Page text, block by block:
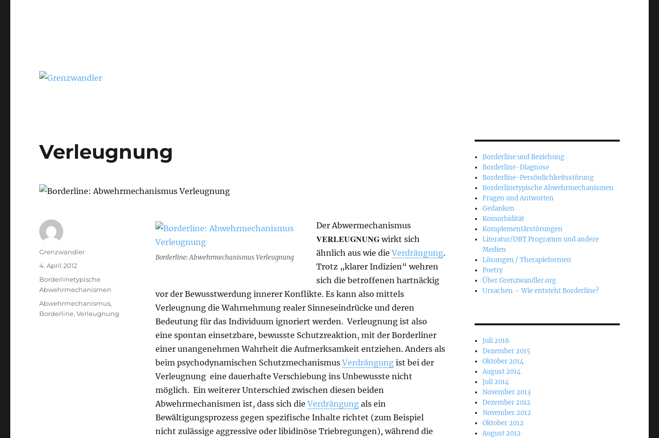
Verleugnung
Borderline: Abwehrmechanismus Verleugnung
Der Abwermechanismus
VERLEUGNUNGwirkt sich
ähnlich aus wie dieVerdrängung.
Trotz „klarer Indizien“ wehren
sich die betroffenen hartnäckig
vor der Bewusstwerdung innerer Konflikte. Es kann also mittels
Verleugnung die Wahrnehmung realer Sinneseindrücke und deren
Bedeutung für das Individuum ignoriert werden. Verleugnung ist also
eine spontan einsetzbare, bewusste Schutzreaktion, mit der Borderliner
einer unangenehmen Wahrheit die Aufmerksamkeit entziehen. Anders als
beim psychodynamischen SchutzmechanismusVerdrängungist bei der
Verleugnung eine dauerhafte Verschiebung ins Unbewusste nicht
möglich. Ein weiterer Unterschied zwischen diesen beiden
Abwehrmechanismen ist, dass sich dieVerdrängungals ein
Bewältigungsprozess gegen spezifische Inhalte richtet (zum Beispiel
nicht zulässige aggressive oder libidinöse Triebregungen), während die
Autor
Grenzwandler
Veröffentlicht
4. April 2012
Kategorien
Borderlinetypische
Abwehrmechanismen
Schlagwörter
Abwehrmechanismus,
Borderline,Verleugnung
Borderline und Beziehung
Borderline-Diagnose
Borderline-Persönlichkeitsstörung
Borderlinetypische Abwehrmechanismen
Fragen und Antworten
Gedanken
Komorbidität
Komplementärstörungen
Literatur/DBT Programm und andere
Medien
Lösungen / Therapieformen
Poetry
Über Grenzwandler.org
Ursachen – Wie entsteht Borderline?
Juli 2016
Dezember 2015
Oktober 2014
August 2014
Juli 2014
November 2013
Dezember 2012
November 2012
Oktober 2012
August 2012